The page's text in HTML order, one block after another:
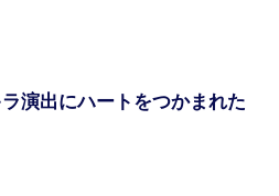
演出にハートをつかまれた